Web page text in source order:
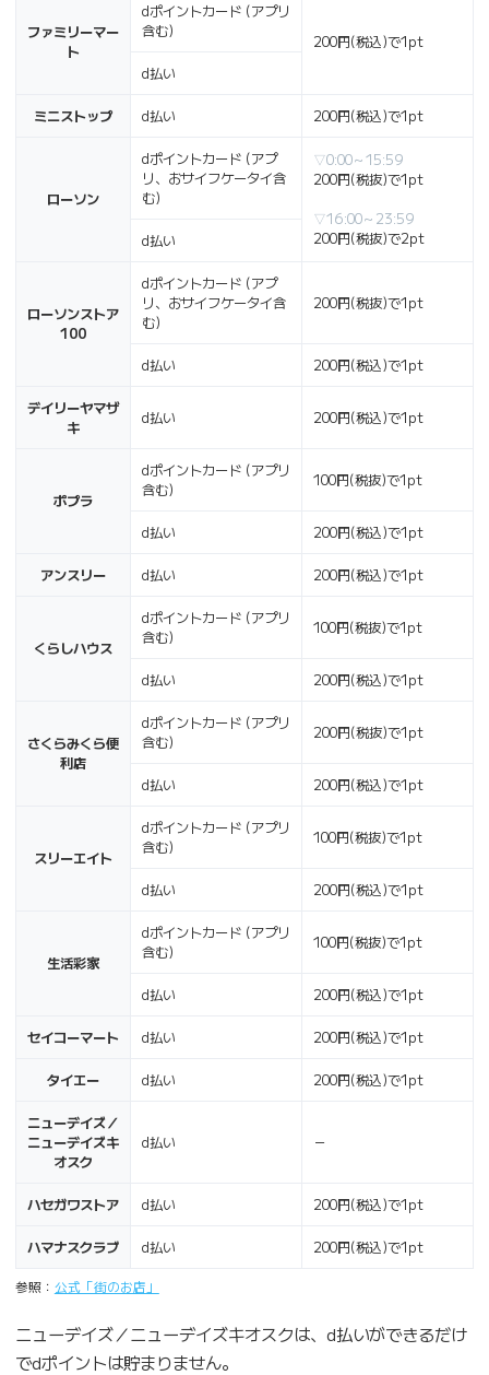
ファミリーマー
ト
dポイントカード (アプリ
含む)
200円(税込)で1pt
d払い
ミニストップ d払い 200円(税込)で1pt
ローソン
dポイントカード (アプ
リ、おサイフケータイ含
む)
▽0:00～15:59
200円(税抜)で1pt
▽16:00～23:59
200円(税抜)で2pt
d払い
ローソンストア
100
dポイントカード (アプ
リ、おサイフケータイ含
む)
200円(税抜)で1pt
d払い 200円(税込)で1pt
デイリーヤマザ
キ
d払い 200円(税込)で1pt
ポプラ
dポイントカード (アプリ
含む)
100円(税抜)で1pt
d払い 200円(税込)で1pt
アンスリー d払い 200円(税込)で1pt
くらしハウス
dポイントカード (アプリ
含む)
100円(税抜)で1pt
d払い 200円(税込)で1pt
さくらみくら便
利店
dポイントカード (アプリ
含む)
200円(税抜)で1pt
d払い 200円(税込)で1pt
スリーエイト
dポイントカード (アプリ
含む)
100円(税抜)で1pt
d払い 200円(税込)で1pt
生活彩家
dポイントカード (アプリ
含む)
100円(税抜)で1pt
d払い 200円(税込)で1pt
セイコーマート d払い 200円(税込)で1pt
タイエー d払い 200円(税込)で1pt
ニューデイズ／
ニューデイズキ
オスク
d払い －
ハセガワストア d払い 200円(税込)で1pt
ハマナスクラブ d払い 200円(税込)で1pt
参照： 公式「街のお店」
ニューデイズ／ニューデイズキオスクは、d払いができるだけ
でdポイントは貯まりません。